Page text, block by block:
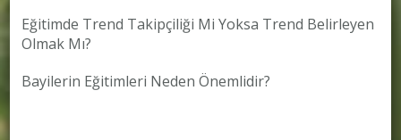
Eğitimde Trend Takipçiliği Mi Yoksa Trend Belirleyen
Olmak Mı?
Bayilerin Eğitimleri Neden Önemlidir?